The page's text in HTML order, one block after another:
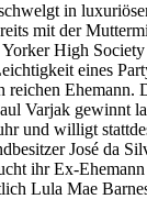
in
mit der
High
eines
reichen Ehemann.
Varjak gewinnt
und willigt
José da
ihr Ex-
Lula Mae